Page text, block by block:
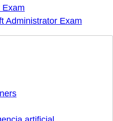
Exam
Administrator Exam